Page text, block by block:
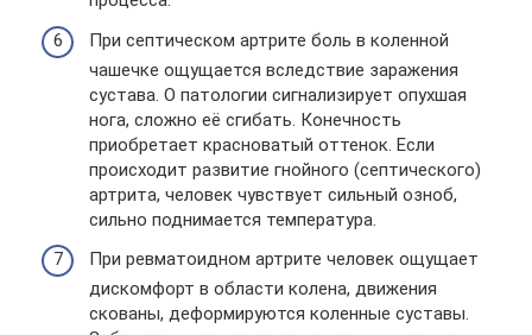
При септическом артрите боль в коленной
чашечке ощущается вследствие заражения
сустава. О патологии сигнализирует опухшая
нога, сложно её сгибать. Конечность
приобретает красноватый оттенок. Если
происходит развитие гнойного (септического)
артрита, человек чувствует сильный озноб,
сильно поднимается температура.
При ревматоидном артрите человек ощущает
дискомфорт в области колена, движения
скованы, деформируются коленные суставы.